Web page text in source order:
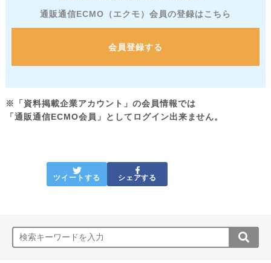
通販通信ECMO（エクモ）会員の登録はこちら
会員登録する
※「資料掲載企業アカウント」の会員情報では
「通販通信ECMO会員」としてログイン出来ません。
ツイートする シェアする